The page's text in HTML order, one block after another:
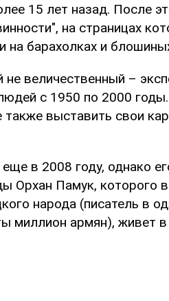
15 лет назад. После
на страницах
на барахолках и
не величественный –
с 1950 по 2000 годы.
также выставить свои
в 2008 году, однако
Орхан Памук, которого
народа (писатель в
миллион армян), живет в